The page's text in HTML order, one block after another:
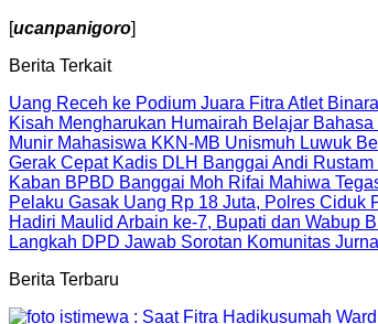
[ucanpanigoro]
Berita Terkait
Uang Receh ke Podium Juara Fitra Atlet
Kisah Mengharukan Humairah Belajar
Munir Mahasiswa KKN-MB Unismuh Luwuk
Gerak Cepat Kadis DLH Banggai Andi
Kaban BPBD Banggai Moh Rifai Mahiwa
Pelaku Gasak Uang Rp 18 Juta, Polres Ciduk
Hadiri Maulid Arbain ke-7, Bupati dan Wabup
Langkah DPD Jawab Sorotan Komunitas
Berita Terbaru